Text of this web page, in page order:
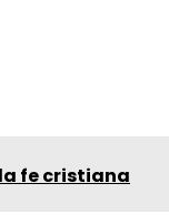
fe cristiana